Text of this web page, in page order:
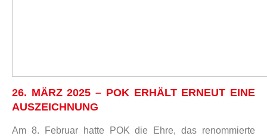
26. MÄRZ 2025 – POK ERHÄLT ERNEUT EINE
AUSZEICHNUNG
Am 8. Februar hatte POK die Ehre, das renommierte